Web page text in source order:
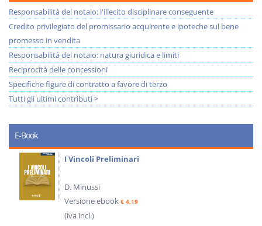
Responsabilità del notaio: l'illecito disciplinare conseguente
Credito privilegiato del promissario acquirente e ipoteche sul bene
promesso in vendita
Responsabilità del notaio: natura giuridica e limiti
Reciprocità delle concessioni
Specifiche figure di contratto a favore di terzo
Tutti gli ultimi contributi >
E-Book
I Vincoli Preliminari
D. Minussi
Versione ebook € 4,19
(iva incl.)